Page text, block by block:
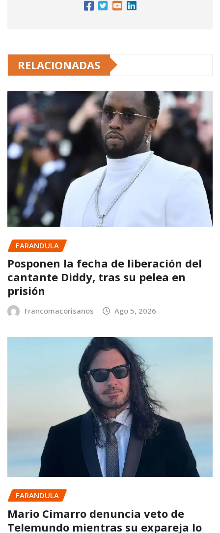
RELACIONADAS
FARANDULA
Posponen la fecha de liberación del
cantante Diddy, tras su pelea en
prisión
Francomacorisanos Ago 5, 2026
FARANDULA
Mario Cimarro denuncia veto de
Telemundo mientras su expareja lo